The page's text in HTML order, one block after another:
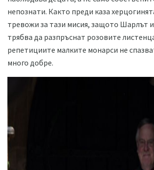
непознати. Както преди каза
тревожи за тази мисия, защото Шарлът
трябва да разпръснат розовите
репетициите малките монарси не
много добре.